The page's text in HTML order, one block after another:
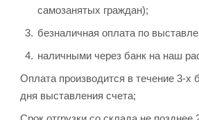
самозанятых граждан);
безналичная оплата по
наличными через банк на наш
Оплата производится в течение 3-х
дня выставления счета;